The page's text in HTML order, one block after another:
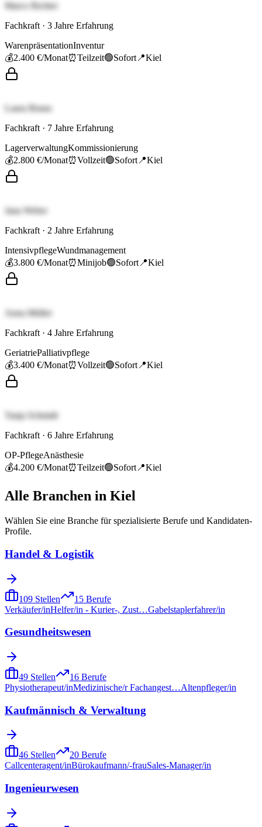
Marco Richter
Fachkraft · 3 Jahre Erfahrung
WarenpräsentationInventur
💰2.400 €/Monat⏰Teilzeit🟢Sofort 📍Kiel
Laura Braun
Fachkraft · 7 Jahre Erfahrung
LagerverwaltungKommissionierung
💰2.800 €/Monat⏰Vollzeit🟢Sofort 📍Kiel
Jana Weber
Fachkraft · 2 Jahre Erfahrung
IntensivpflegeWundmanagement
💰3.800 €/Monat⏰Minijob🟢Sofort 📍Kiel
Anna Müller
Fachkraft · 4 Jahre Erfahrung
GeriatriePalliativpflege
💰3.400 €/Monat⏰Vollzeit🟢Sofort 📍Kiel
Tanja Schmidt
Fachkraft · 6 Jahre Erfahrung
OP-PflegeAnästhesie
💰4.200 €/Monat⏰Teilzeit🟢Sofort 📍Kiel
Alle Branchen in Kiel
Wählen Sie eine Branche für spezialisierte Berufe und Kandidaten-
Profile.
Handel & Logistik
109 Stellen 15 Berufe
Verkäufer/inHelfer/in - Kurier-, Zust…Gabelstaplerfahrer/in
Gesundheitswesen
49 Stellen 16 Berufe
Physiotherapeut/inMedizinische/r Fachangest…Altenpfleger/in
Kaufmännisch & Verwaltung
46 Stellen 20 Berufe
Callcenteragent/inBürokaufmann/-frauSales-Manager/in
Ingenieurwesen